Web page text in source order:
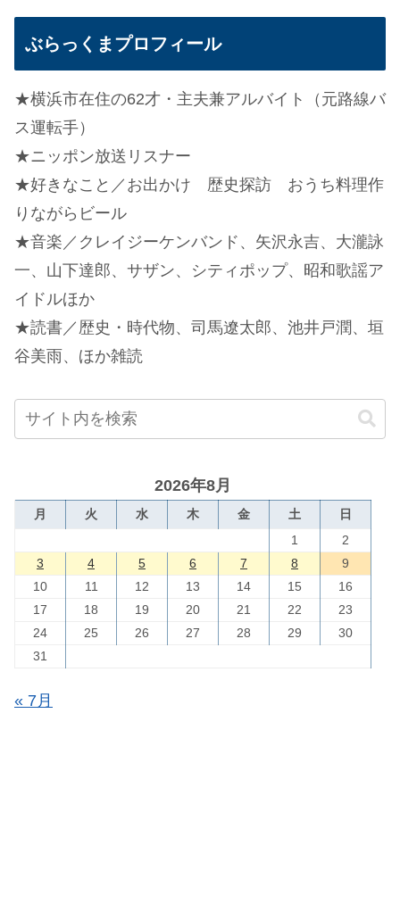
ぶらっくまプロフィール
★横浜市在住の62才・主夫兼アルバイト（元路線バ
ス運転手）
★ニッポン放送リスナー
★好きなこと／お出かけ 歴史探訪 おうち料理作
りながらビール
★音楽／クレイジーケンバンド、矢沢永吉、大瀧詠
一、山下達郎、サザン、シティポップ、昭和歌謡ア
イドルほか
★読書／歴史・時代物、司馬遼太郎、池井戸潤、垣
谷美雨、ほか雑読
2026年8月
月 火 水 木 金 土
日
1
2
3
4 5 6 7 8
9
10
11 12 13 14 15
16
17
18 19 20 21 22
23
24
25 26 27 28 29
30
31
« 7月